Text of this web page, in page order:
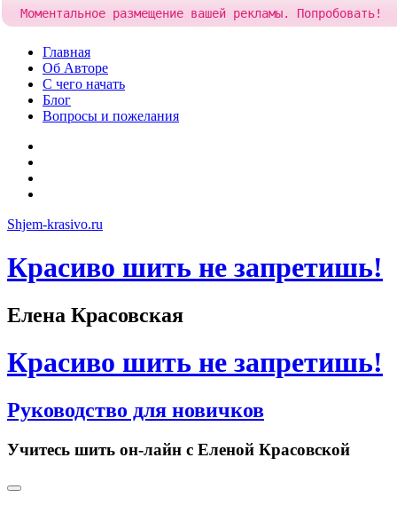
Skip
content
Главная
Об Авторе
С чего начать
Блог
Вопросы и пожелания
Shjem-krasivo.ru
Красиво шить не запретишь!
Елена Красовская
Красиво шить не запретишь!
Руководство для новичков
Учитесь шить он-лайн с Еленой Красовской
Primary
Моментальное размещение вашей рекламы. Попробовать!